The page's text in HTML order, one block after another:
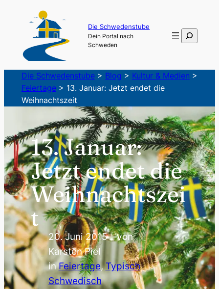
springen
Die Schwedenstube
Dein Portal nach
Schweden
Suchen
Die Schwedenstube> Blog > Kultur & Medien >
Feiertage> 13. Januar: Jetzt endet die
Weihnachtszeit
13. Januar:
Jetzt endet die
Weihnachtszei
t
20. Juni 2015—von
Karsten Piel
inFeiertage, Typisch
Schwedisch